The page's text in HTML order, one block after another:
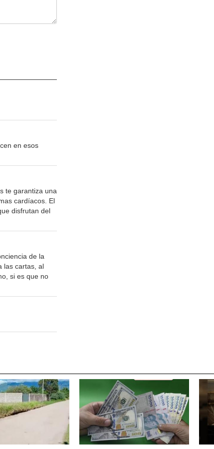
en esos
te garantiza una
cardíacos. El
disfrutan del
de la
las cartas, al
si es que no